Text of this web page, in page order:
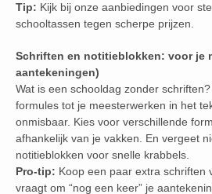
Tip: Kijk bij onze aanbiedingen voor
schooltassen tegen scherpe prijzen.
Schriften en notitieblokken: voor je
aantekeningen)
Wat is een schooldag zonder
formules tot je meesterwerken in het
onmisbaar. Kies voor verschillende
afhankelijk van je vakken. En vergeet
notitieblokken voor snelle krabbels.
Pro-tip: Koop een paar extra schriften
vraagt om “nog een keer” je